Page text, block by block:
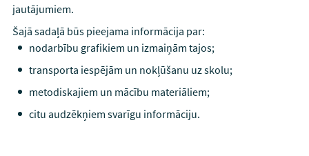
jautājumiem.
Šajā sadaļā būs pieejama informācija par:
nodarbību grafikiem un izmaiņām tajos;
transporta iespējām un nokļūšanu uz skolu;
metodiskajiem un mācību materiāliem;
citu audzēkņiem svarīgu informāciju.